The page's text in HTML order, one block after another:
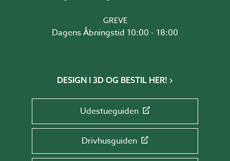
GREVE
Dagens Åbningstid 10:00 - 18:00
DESIGN I 3D OG BESTIL HER!
Udestueguiden
Drivhusguiden